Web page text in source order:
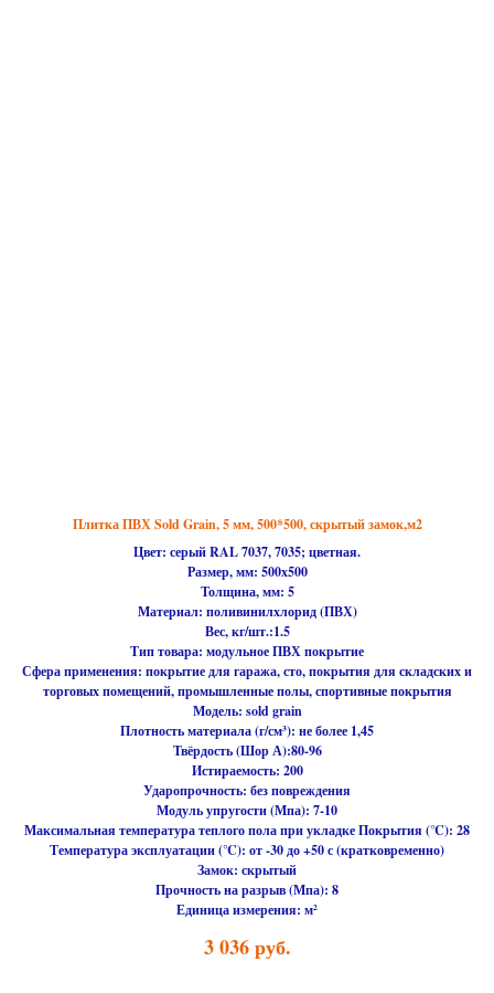
Плитка ПВХ Sold Grain, 5 мм, 500*500, скрытый замок,м2
Цвет: серый RAL 7037, 7035; цветная.
Размер, мм: 500х500
Толщина, мм: 5
Материал: поливинилхлорид (ПВХ)
Вес, кг/шт.:1.5
Тип товара: модульное ПВХ покрытие
Сфера применения: покрытие для гаража, сто, покрытия для складских и
торговых помещений, промышленные полы, спортивные покрытия
Модель: sold grain
Плотность материала (г/см³): не более 1,45
Твёрдость (Шор А):80-96
Истираемость: 200
Ударопрочность: без повреждения
Модуль упругости (Мпа): 7-10
Максимальная температура теплого пола при укладке Покрытия (℃): 28
Температура эксплуатации (℃): от -30 до +50 с (кратковременно)
Замок: скрытый
Прочность на разрыв (Мпа): 8
Единица измерения: м²
3 036 руб.